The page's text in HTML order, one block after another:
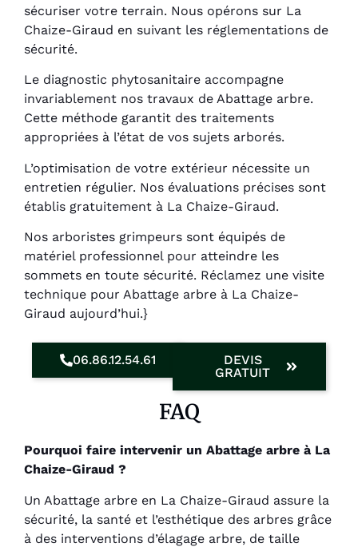
sécuriser votre terrain. Nous opérons sur La
Chaize-Giraud en suivant les réglementations de
sécurité.
Le diagnostic phytosanitaire accompagne
invariablement nos travaux de Abattage arbre.
Cette méthode garantit des traitements
appropriées à l’état de vos sujets arborés.
L’optimisation de votre extérieur nécessite un
entretien régulier. Nos évaluations précises sont
établis gratuitement à La Chaize-Giraud.
Nos arboristes grimpeurs sont équipés de
matériel professionnel pour atteindre les
sommets en toute sécurité. Réclamez une visite
technique pour Abattage arbre à La Chaize-
Giraud aujourd’hui.}
06.86.12.54.61
DEVIS
GRATUIT
FAQ
Pourquoi faire intervenir un Abattage arbre à La
Chaize-Giraud ?
Un Abattage arbre en La Chaize-Giraud assure la
sécurité, la santé et l’esthétique des arbres grâce
à des interventions d’élagage arbre, de taille